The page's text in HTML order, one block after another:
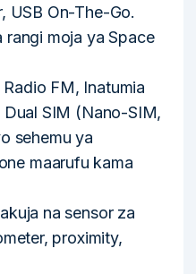
USB On-The-Go.
rangi moja ya Space
FM, Inatumia
SIM (Nano-SIM,
sehemu ya
maarufu kama
na sensor za
proximity,